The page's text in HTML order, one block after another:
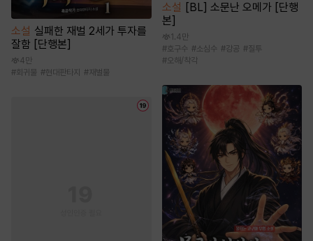
소설 실패한 재벌 2세가 투자를
잘함 [단행본]
4만
#회귀물 #현대판타지 # 재벌물
소설 [BL] 소문난 오메가 [단행
본]
1.4만
#호구수 #소심수 #강공 #질투
#오해/착각